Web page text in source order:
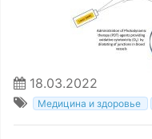
18.03.2022
Медицина и здоровье